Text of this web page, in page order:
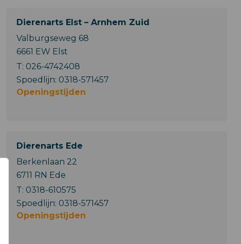
Dierenarts Elst – Arnhem Zuid
Valburgseweg 68
6661 EW Elst
T: 026-4742408
Spoedlijn: 0318-571457
Openingstijden
Dierenarts Ede
Berkenlaan 22
6711 RN Ede
T: 0318-610575
Spoedlijn: 0318-571457
Openingstijden